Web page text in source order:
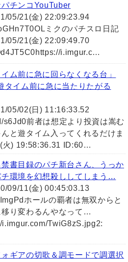
チンコYouTuber
05/21(金) 22:09:23.94
ミクのパチスロ日記
05/21(金) 22:09:49.70
i.imgur.c…
イム前に急に回らなくなる台」
タイム前に急に当たりたがる
05/02(日) 11:16:33.52
s6Jd0前者は想定より投資は嵩む
と遊タイム入ってくれるだけま
火) 19:58:36.31 ID:60…
禁書目録のパチ新台さん、うっか
チ環境を幻想殺ししてしまう…
09/11(金) 00:45:03.13
ホールの覇者は無双からと
移り変わるんやなって…
i.imgur.com/TwiG8zS.jpg2:
ォギアの切歌＆調モードで調選択